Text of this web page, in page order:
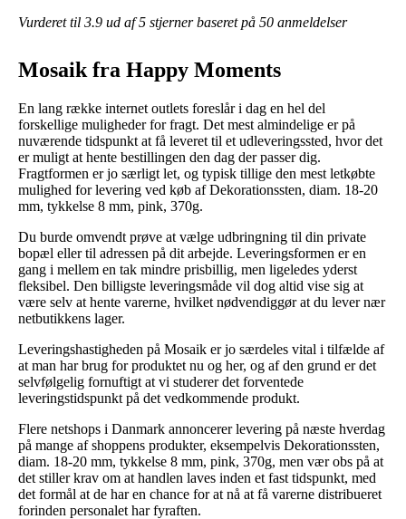
Vurderet til 3.9 ud af 5 stjerner baseret på 50 anmeldelser
Mosaik fra Happy Moments
En lang række internet outlets foreslår i dag en hel del
forskellige muligheder for fragt. Det mest almindelige er på
nuværende tidspunkt at få leveret til et udleveringssted, hvor det
er muligt at hente bestillingen den dag der passer dig.
Fragtformen er jo særligt let, og typisk tillige den mest letkøbte
mulighed for levering ved køb af Dekorationssten, diam. 18-20
mm, tykkelse 8 mm, pink, 370g.
Du burde omvendt prøve at vælge udbringning til din private
bopæl eller til adressen på dit arbejde. Leveringsformen er en
gang i mellem en tak mindre prisbillig, men ligeledes yderst
fleksibel. Den billigste leveringsmåde vil dog altid vise sig at
være selv at hente varerne, hvilket nødvendiggør at du lever nær
netbutikkens lager.
Leveringshastigheden på Mosaik er jo særdeles vital i tilfælde af
at man har brug for produktet nu og her, og af den grund er det
selvfølgelig fornuftigt at vi studerer det forventede
leveringstidspunkt på det vedkommende produkt.
Flere netshops i Danmark annoncerer levering på næste hverdag
på mange af shoppens produkter, eksempelvis Dekorationssten,
diam. 18-20 mm, tykkelse 8 mm, pink, 370g, men vær obs på at
det stiller krav om at handlen laves inden et fast tidspunkt, med
det formål at de har en chance for at nå at få varerne distribueret
forinden personalet har fyraften.